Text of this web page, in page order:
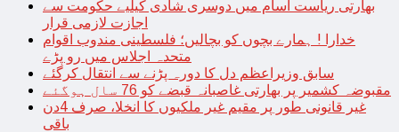
بھارتی ریاست آسام میں دوسری شادی کیلیے حکومت سے
اجازت لازمی قرار
خدارا ! ہمارے بچوں کو بچالیں؛ فلسطینی مندوب اقوام
متحدہ اجلاس میں رو پڑے
سابق وزیراعظم دل کا دورہ پڑنے سے انتقال کرگئے
مقبوضہ کشمیر پر بھارتی غاصبانہ قبضے کو 76 سال ہوگئے
غیر قانونی طور پر مقیم غیر ملکیوں کا انخلا، صرف 4دن
باقی